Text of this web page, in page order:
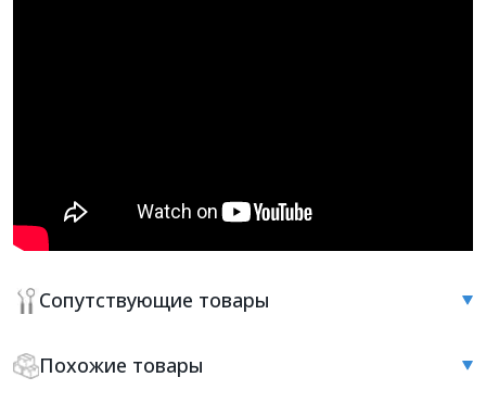
Сопутствующие товары
Похожие товары